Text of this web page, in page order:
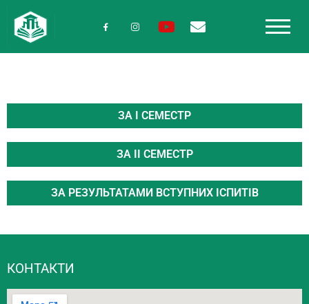
ЗА І СЕМЕСТР
ЗА ІІ СЕМЕСТР
ЗА РЕЗУЛЬТАТАМИ ВСТУПНИХ ІСПИТІВ
КОНТАКТИ